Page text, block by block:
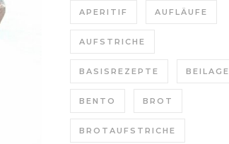
APERITIF AUFLÄUFE
AUFSTRICHE
BASISREZEPTE BEILAGE
BENTO BROT
BROTAUFSTRICHE